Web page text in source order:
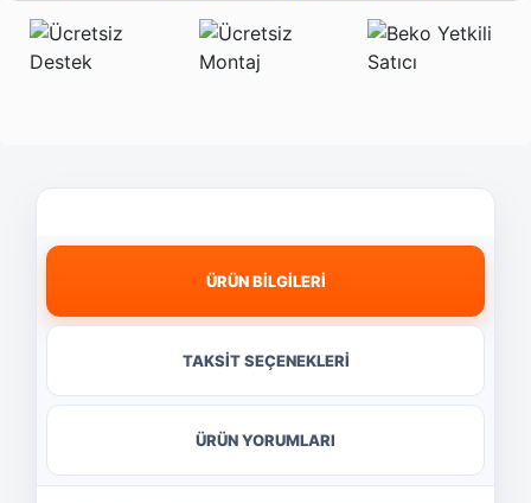
ÜRÜN BİLGİLERİ
TAKSİT SEÇENEKLERİ
ÜRÜN YORUMLARI